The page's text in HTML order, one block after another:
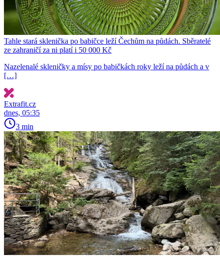
Tahle stará sklenička po babičce leží Čechům na půdách. Sběratelé
ze zahraničí za ni platí i 50 000 Kč
Nazelenalé skleničky a mísy po babičkách roky leží na půdách a v
[…]
Extrafit.cz
dnes, 05:35
3 min